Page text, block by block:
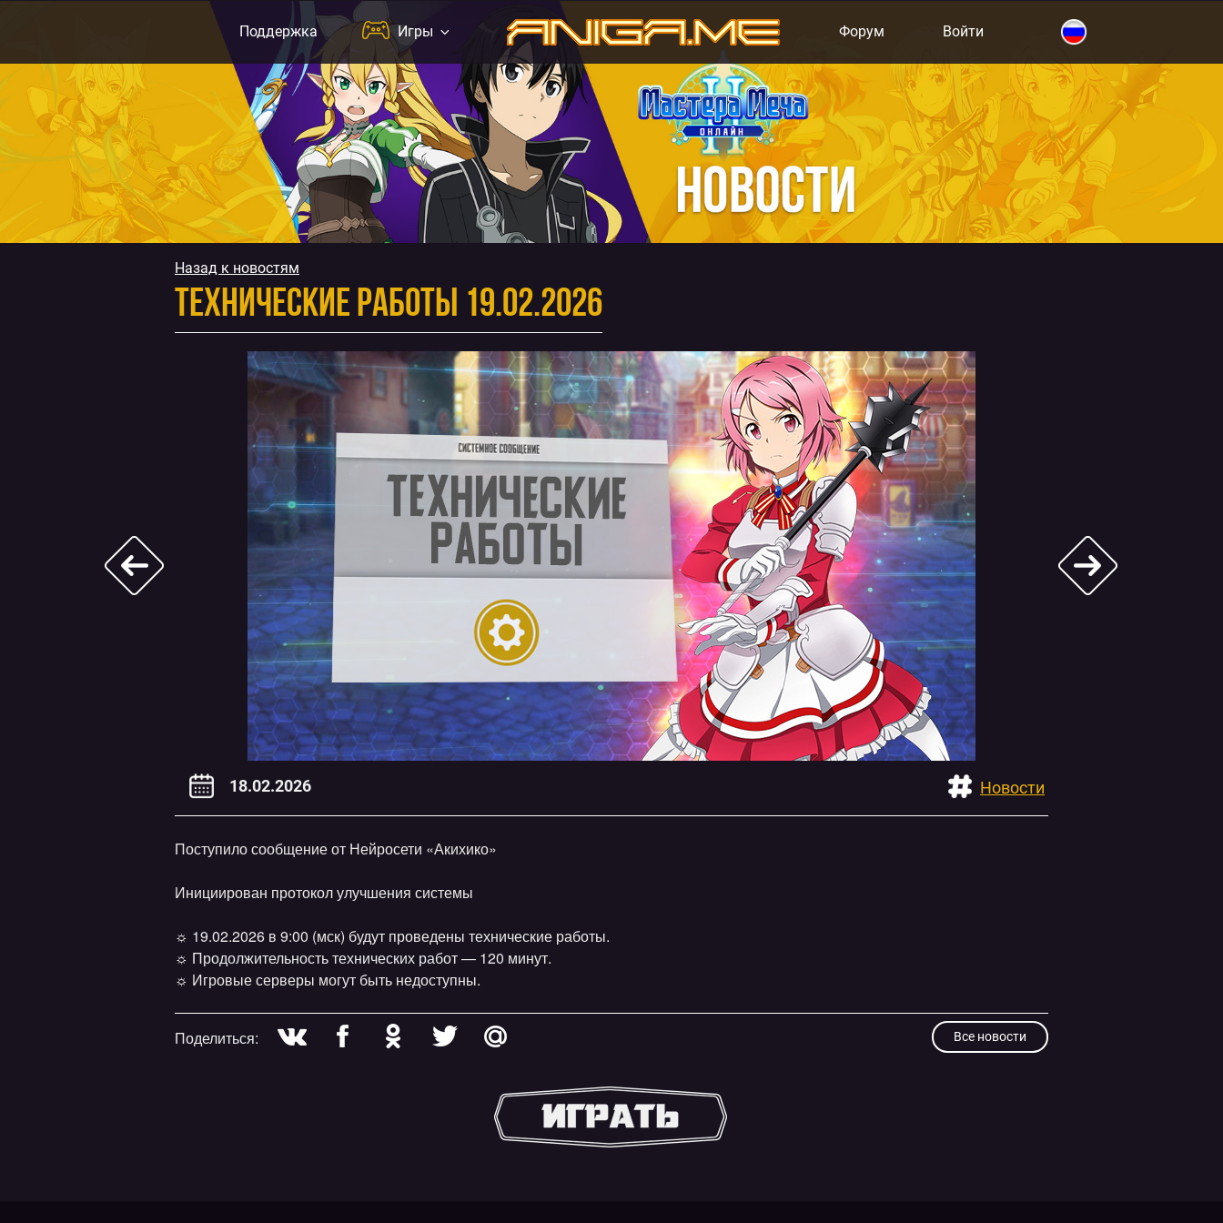
Поддержка Игры aniga.me Форум Войти
Назад к новостям
18.02.2026 Новости
Технические работы 19.02.2026
Поступило сообщение от Нейросети «Акихико»
Инициирован протокол улучшения системы
☼ 19.02.2026 в 9:00 (мск) будут проведены технические работы.
☼ Продолжительность технических работ — 120 минут.
☼ Игровые серверы могут быть недоступны.
Навигация
записям
Поделиться: Все новости